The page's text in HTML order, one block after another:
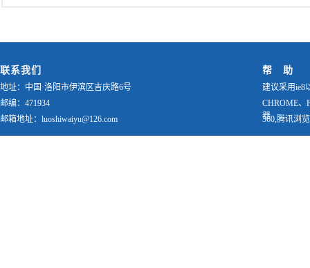
联系我们
地址：中国·洛阳市伊滨区吉庆路6号
邮编：471934
邮箱地址：luoshiwaiyu@126.com
帮 助
建议采用ie8
CHROME、
器
360,腾讯浏